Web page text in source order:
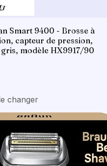
Smart 9400 - Brosse à
capteur de pression,
modèle HX9917/90
changer